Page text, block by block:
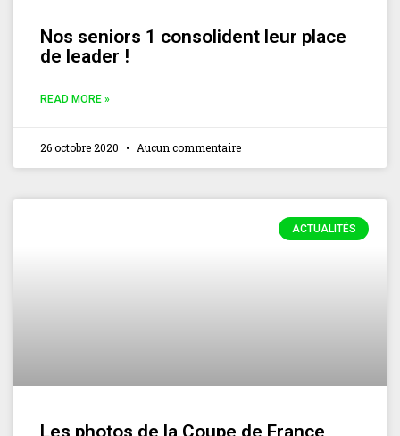
Nos seniors 1 consolident leur place
de leader !
READ MORE »
26 octobre 2020 Aucun commentaire
ACTUALITÉS
Les photos de la Coupe de France